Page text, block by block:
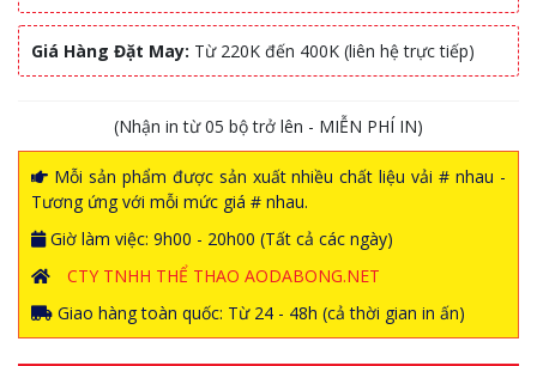
Giá Hàng Đặt May: Từ 220K đến 400K (liên hệ trực tiếp)
(Nhận in từ 05 bộ trở lên - MIỄN PHÍ IN)
Mỗi sản phẩm được sản xuất nhiều chất liệu vải # nhau -
Tương ứng với mỗi mức giá # nhau.
Giờ làm việc: 9h00 - 20h00 (Tất cả các ngày)
CTY TNHH THỂ THAO AODABONG.NET
Giao hàng toàn quốc: Từ 24 - 48h (cả thời gian in ấn)